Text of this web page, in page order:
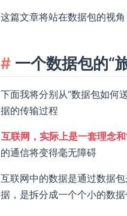
这篇文章将站在数据包的视
一个数据包的“
下面我将分别从“数据包如何
据的传输过程
互联网，实际上是一套理念
的通信将变得毫无障碍
互联网中的数据是通过数据
据，是拆分成一个个小的数